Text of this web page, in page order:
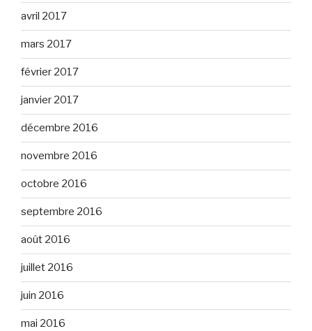
avril 2017
mars 2017
février 2017
janvier 2017
décembre 2016
novembre 2016
octobre 2016
septembre 2016
août 2016
juillet 2016
juin 2016
mai 2016